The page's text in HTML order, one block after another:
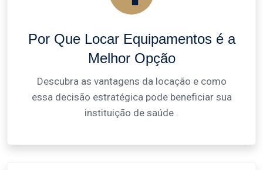
Por Que Locar Equipamentos é a
Melhor Opção
Descubra as vantagens da locação e como
essa decisão estratégica pode beneficiar sua
instituição de saúde .